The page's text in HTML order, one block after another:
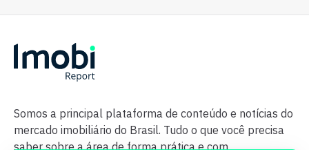
Somos a principal plataforma de conteúdo e notícias do
mercado imobiliário do Brasil. Tudo o que você precisa
saber sobre a área de forma prática e com